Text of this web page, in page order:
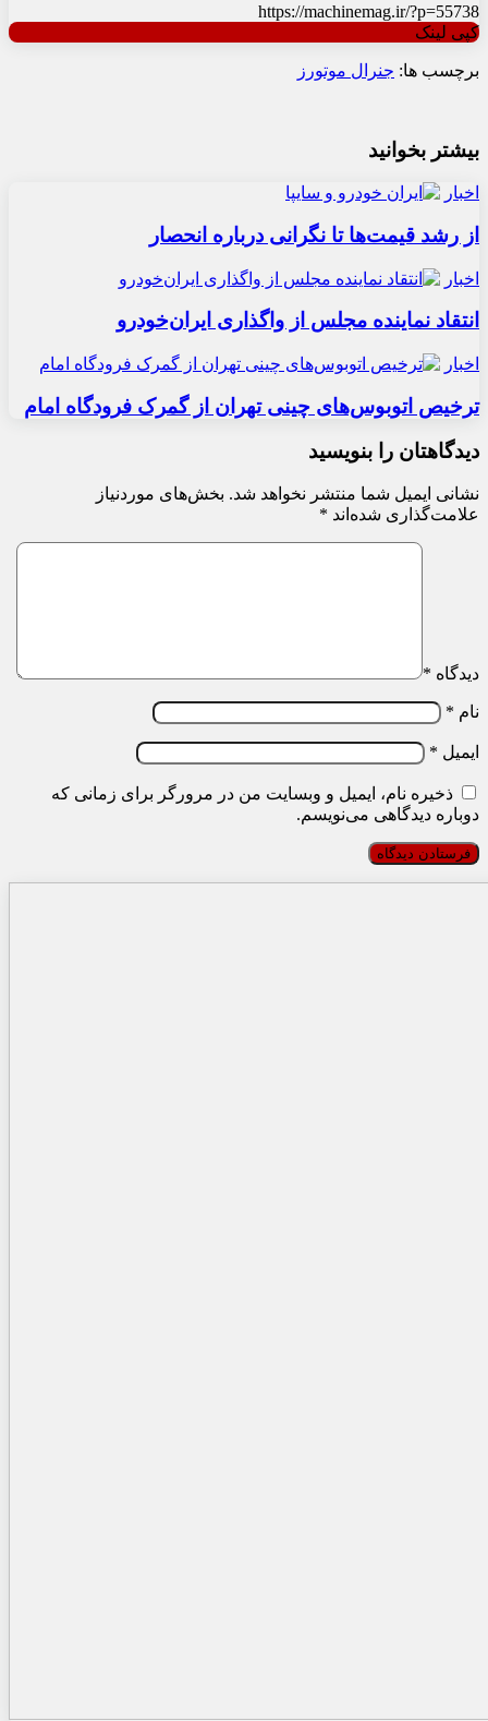
https://machinemag.ir/?p=55738
کپی لینک
برچسب ها: جنرال موتورز
بیشتر بخوانید
اخبار
از رشد قیمت‌ها تا نگرانی درباره انحصار
اخبار
انتقاد نماینده مجلس از واگذاری ایران‌خودرو
اخبار
ترخیص اتوبوس‌های چینی تهران از گمرک فرودگاه امام
دیدگاهتان را بنویسید
نشانی ایمیل شما منتشر نخواهد شد. بخش‌های موردنیاز
علامت‌گذاری شده‌اند *
دیدگاه *
نام *
ایمیل *
ذخیره نام، ایمیل و وبسایت من در مرورگر برای زمانی که
دوباره دیدگاهی می‌نویسم.